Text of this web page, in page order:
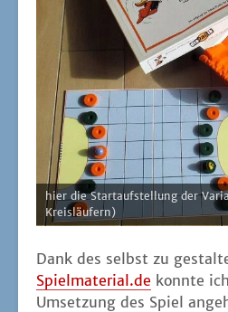
hier die Start­auf­stel­lung der
Kreisläufern)
Dank des selbst zu
Spielmaterial.de konn­te
Umset­zung des Spiel